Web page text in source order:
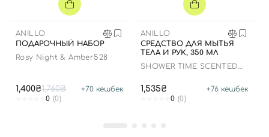
ANILLO
ПОДАРОЧНЫЙ НАБОР
Rosy Night & Amber528
1,400₴1,760₴ +70 кешбек
0 (0)
ANILLO
СРЕДСТВО ДЛЯ МЫТЬЯ
ТЕЛА И РУК, 350 МЛ
SHOWER TIME SCENTED
1,535₴ +76 кешбек
0 (0)
Номер телефона
Отправляя форму для авторизации/регистрации, вы